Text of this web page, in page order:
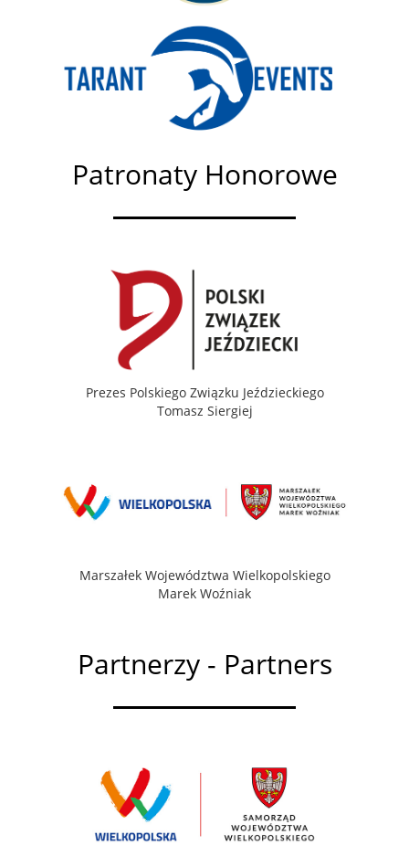
Patronaty Honorowe
Prezes Polskiego Związku Jeździeckiego
Tomasz Siergiej
Marszałek Województwa Wielkopolskiego
Marek Woźniak
Partnerzy - Partners